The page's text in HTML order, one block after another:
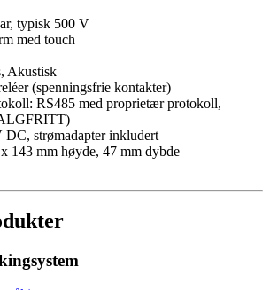
typisk 500 V
med touch
Akustisk
(spenningsfrie kontakter)
RS485 med proprietær protokoll,
strømadapter inkludert
143 mm høyde, 47 mm dybde